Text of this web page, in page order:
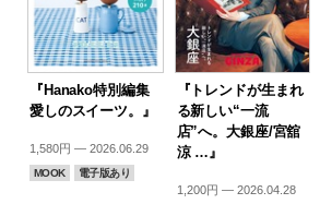
『Hanako特別編集
愛しのスイーツ。』
1,580円 — 2026.06.29
MOOK 電子版あり
『トレンドが生まれ
る新しい“一流
店”へ。大銀座/宮舘
涼 …』
1,200円 — 2026.04.28